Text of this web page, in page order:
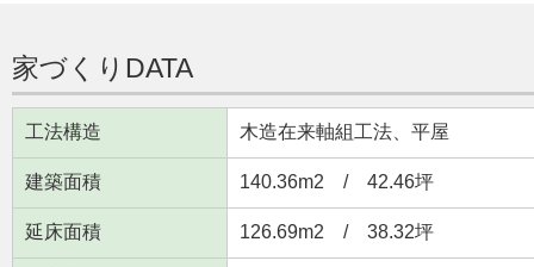
家づくりDATA
工法構造 木造在来軸組工法、平屋
建築面積 140.36m2 / 42.46坪
延床面積 126.69m2 / 38.32坪